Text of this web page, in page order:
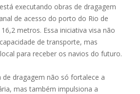
executando obras de dragagem
de acesso do porto do Rio de
metros. Essa iniciativa visa não
de transporte, mas
para receber os navios do futuro.
de dragagem não só fortalece a
mas também impulsiona a